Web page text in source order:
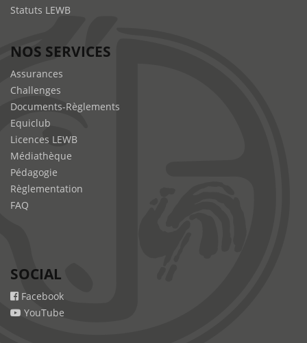
Statuts LEWB
NOS SERVICES
Assurances
Challenges
Documents-Règlements
Equiclub
Licences LEWB
Médiathèque
Pédagogie
Règlementation
FAQ
SOCIAL
Facebook
YouTube